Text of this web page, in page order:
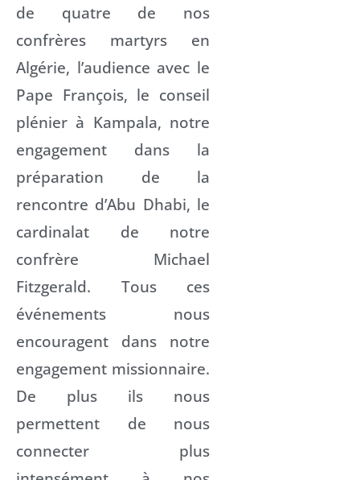
de quatre de nos
confrères martyrs en
Algérie, l’audience avec le
Pape François, le conseil
plénier à Kampala, notre
engagement dans la
préparation de la
rencontre d’Abu Dhabi, le
cardinalat de notre
confrère Michael
Fitzgerald. Tous ces
événements nous
encouragent dans notre
engagement missionnaire.
De plus ils nous
permettent de nous
connecter plus